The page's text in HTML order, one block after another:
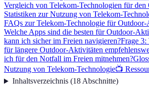
Vergleich von Telekom-Technologien für den
Statistiken zur Nutzung von Telekom-
FAQs zur Telekom-Technologie für
Welche Apps sind die besten für Outdoor-
kann ich sicher im Freien navigieren?Frage 3:
für längere Outdoor-Aktivitäten
ich für den Notfall im Freien mitnehmen?
Nutzung von Telekom-Technologie📺
Inhaltsverzeichnis(18Abschnitte)